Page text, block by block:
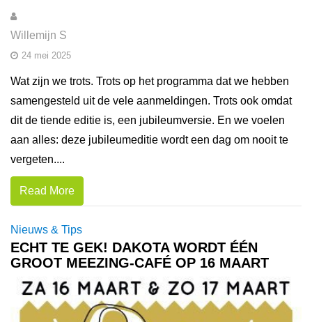
Willemijn S
24 mei 2025
Wat zijn we trots. Trots op het programma dat we hebben
samengesteld uit de vele aanmeldingen. Trots ook omdat
dit de tiende editie is, een jubileumversie. En we voelen
aan alles: deze jubileumeditie wordt een dag om nooit te
vergeten....
Read More
Nieuws & Tips
ECHT TE GEK! DAKOTA WORDT ÉÉN
GROOT MEEZING-CAFÉ OP 16 MAART